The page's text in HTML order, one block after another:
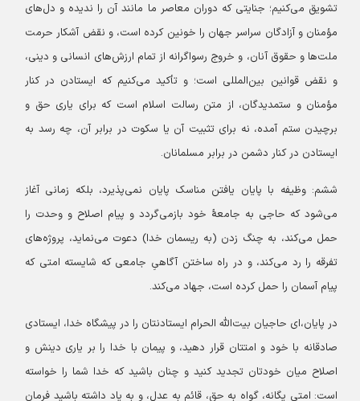
تشویق می‌کنیم؛ جنایتی که دوران معاصر ما مانند آن را ندیده و دل‌های
مؤمنان و آزادگان سراسر جهان را خونین کرده است، و نقض آشکار حرمت
ملت‌ها و حقوق آنان، و خروج رسواگرانه از تمام ارزش‌های انسانی و دینی،
و نقض قوانین بین‌المللی است؛ و تأکید می‌کنیم که ایستادن در کنار
مؤمنان و ستمدیدگان، از متن رسالت اسلام است که برای یاری حق و
برچیدن ستم آمده، نه برای تثبیت آن یا سکوت در برابر آن، چه رسد به
ایستادن در کنار دشمن در برابر مسلمانان.
ششم: وظیفه با پایان یافتن مناسک پایان نمی‌پذیرد، بلکه زمانی آغاز
می‌شود که حاجی به جامعهٔ خود بازمی‌گردد و پیام اصلاح و وحدت را
حمل می‌کند، به چنگ زدن (به ریسمان خدا) دعوت می‌نماید، پروژه‌های
تفرقه را رد می‌کند، و در راه ساختن آگاهیِ جامعی که شایسته امتی که
پیام آسمان را حمل کرده است، جهاد می‌کند.
در پایان،‌ای حاجیان بیت‌الله الحرام ایستادنتان را در پیشگاه خدا، ایستادی
صادقانه با خود و امتتان قرار دهید، و پیمان با خدا را بر یاری دینش و
اصلاح میان خودتان تجدید کنید و چنان باشید که خدا شما را خواسته
است: امتی یگانه، گواه به حق، قائم به عدل، و به یاد داشته باشید فرمان